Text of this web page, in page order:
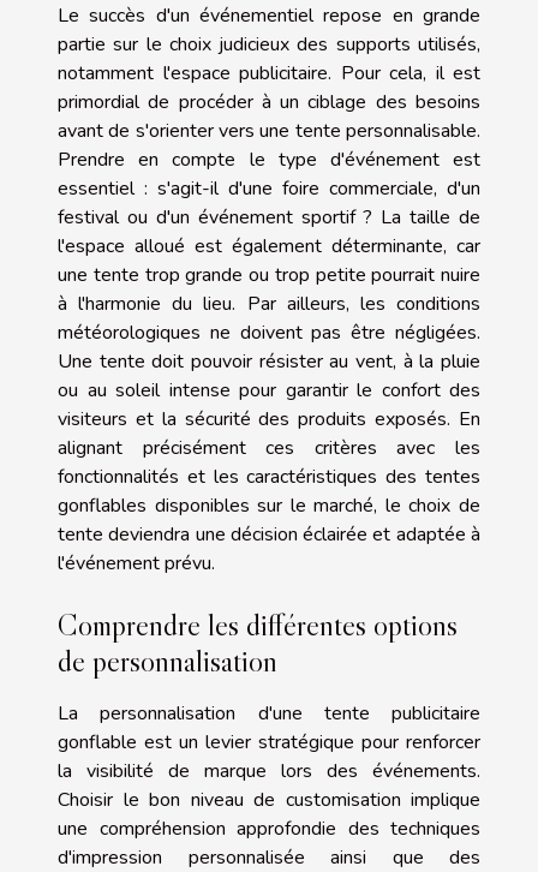
Le succès d'un événementiel repose en grande
partie sur le choix judicieux des supports utilisés,
notamment l'espace publicitaire. Pour cela, il est
primordial de procéder à un ciblage des besoins
avant de s'orienter vers une tente personnalisable.
Prendre en compte le type d'événement est
essentiel : s'agit-il d'une foire commerciale, d'un
festival ou d'un événement sportif ? La taille de
l'espace alloué est également déterminante, car
une tente trop grande ou trop petite pourrait nuire
à l'harmonie du lieu. Par ailleurs, les conditions
météorologiques ne doivent pas être négligées.
Une tente doit pouvoir résister au vent, à la pluie
ou au soleil intense pour garantir le confort des
visiteurs et la sécurité des produits exposés. En
alignant précisément ces critères avec les
fonctionnalités et les caractéristiques des tentes
gonflables disponibles sur le marché, le choix de
tente deviendra une décision éclairée et adaptée à
l'événement prévu.
Comprendre les différentes options
de personnalisation
La personnalisation d'une tente publicitaire
gonflable est un levier stratégique pour renforcer
la visibilité de marque lors des événements.
Choisir le bon niveau de customisation implique
une compréhension approfondie des techniques
d'impression personnalisée ainsi que des